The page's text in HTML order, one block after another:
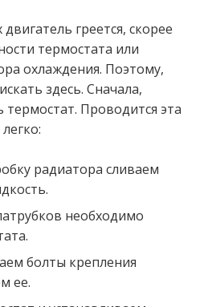
греется, скорее
термостата или
охлаждения. Поэтому,
здесь. Сначала,
Проводится эта
радиатора сливаем
необходимо
болты крепления
ее.